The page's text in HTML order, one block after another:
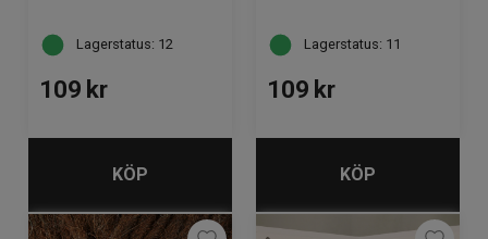
Lagerstatus: 12
109 kr
KÖP
Lagerstatus: 11
109 kr
KÖP